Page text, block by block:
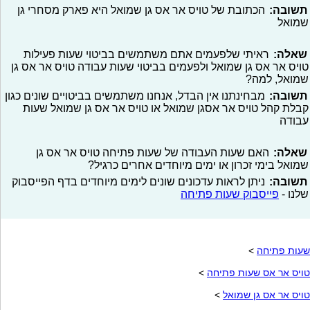
תשובה: הכתובת של טויס אר אס גן שמואל היא פארק מסחרי גן
שמואל
שאלה: ראיתי שלפעמים אתם משתמשים בביטוי שעות פעילות
טויס אר אס גן שמואל ולפעמים בביטוי שעות עבודה טויס אר אס גן
שמואל, למה?
תשובה: מבחינתנו אין הבדל, אנחנו משתמשים בביטויים שונים כגון
קבלת קהל טויס אר אסגן שמואל או טויס אר אס גן שמואל שעות
עבודה
שאלה: האם שעות העבודה של שעות פתיחה טויס אר אס גן
שמואל בימי זכרון או ימים מיוחדים אחרים כרגיל?
תשובה: ניתן לראות עדכונים שונים לימים מיוחדים בדף הפייסבוק
שלנו - פייסבוק שעות פתיחה
שעות פתיחה >
טויס אר אס שעות פתיחה >
טויס אר אס גן שמואל >